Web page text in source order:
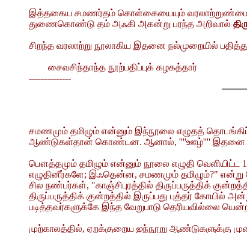
இத்தகைய சமணர்தம் கொள்கையையும்
துணைகொண்டு தம் அஃகி அகன்று பரந்த அறிவால்
சிறந்த வரலாற்று நூலாகிய இதனை நல்முறையில்
சைவசிந்தாந்த நூற்பதிப்புக் கழகத்தார்
--------------
சமணமும் தமிழும் என்னும் இந்நூலை எழுதத்
ஆண்டுகள்தான் கொண்டன. ஆனால், ''''ஊழ்'''' இதனை இது
பௌத்தமும் தமிழும் என்னும் நூலை எழுதி
எழுதினீர்களே; இஃதென்ன, சமணமும் தமிழும்?"
சில நண்பர்கள், "காஞ்சிபுரத்தில் திருப்பருத்திக்
திருப்பருத்திக் குன்றத்தில் இருப்பது புத்தர்
படித்தவர்களுக்கே இந்த வேறுபாடு தெரியவில்லை
முற்காலத்தில், ஏறக்குறைய ஐந்நூறு ஆண்டுகளுக்கு